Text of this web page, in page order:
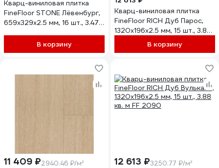
Кварц-виниловая плитка
FineFloor STONE Лёвенбург,
659х329х2.5 мм, 16 шт., 3.47
В корзину
Кварц-виниловая плитка
FineFloor RICH Дуб Парос,
1320х196х2.5 мм, 15 шт., 3.88
кв. м FF 2094В корзину
11 409 ₽2940.46 ₽/м² 12 613 ₽3250.77 ₽/м²